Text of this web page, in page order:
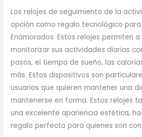
Los relojes de seguimiento de la
opción como regalo tecnológico
Enamorados. Estos relojes permiten a
monitorizar sus actividades diarias
pasos, el tiempo de sueño, las
más. Estos dispositivos son
usuarios que quieren mantener una
mantenerse en forma. Estos relojes
una excelente apariencia estética,
regalo perfecto para quienes son